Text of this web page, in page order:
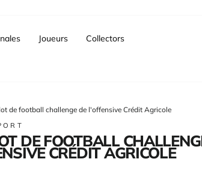
Joueurs
Collectors
de football challenge de l'offensive Crédit Agricole
DE FOOTBALL
CRÉDIT AGRICOLE